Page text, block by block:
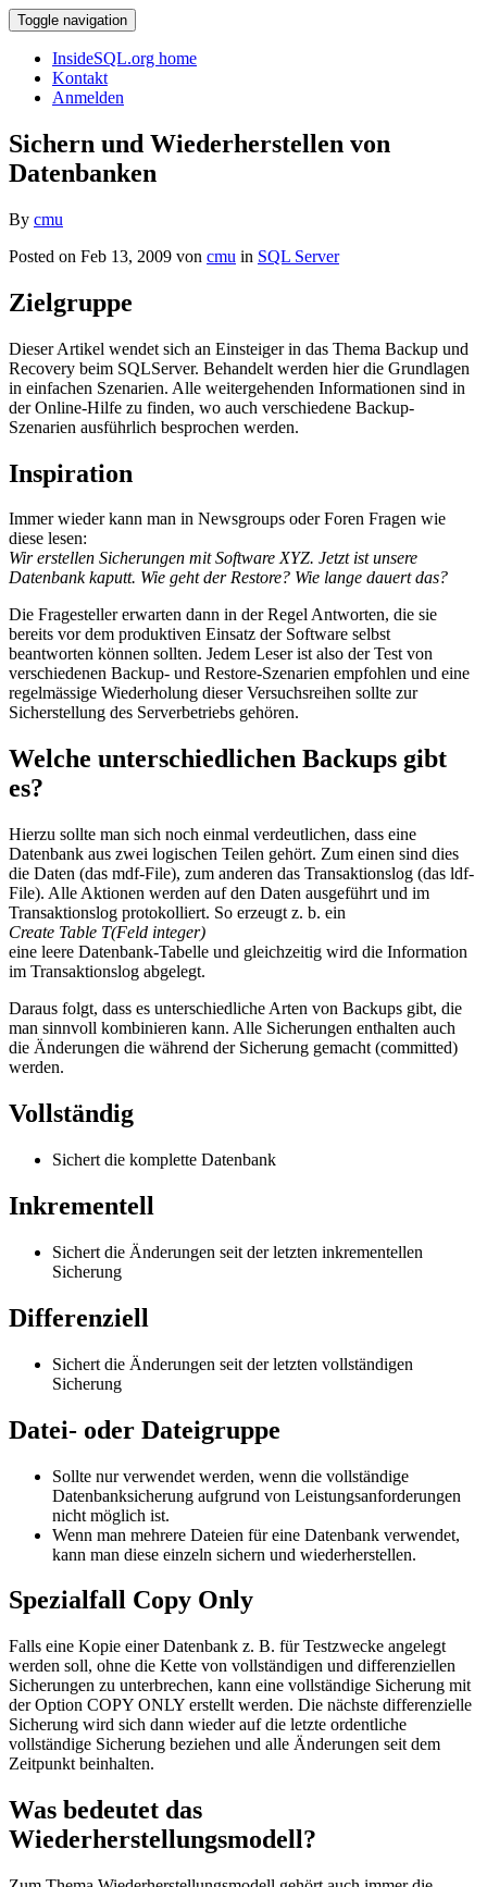
Toggle navigation
InsideSQL.org home
Kontakt
Anmelden
Sichern und Wiederherstellen von
Datenbanken
By cmu
Posted on Feb 13, 2009 von cmu in SQL Server
Zielgruppe
Dieser Artikel wendet sich an Einsteiger in das Thema Backup und
Recovery beim SQLServer. Behandelt werden hier die Grundlagen
in einfachen Szenarien. Alle weitergehenden Informationen sind in
der Online-Hilfe zu finden, wo auch verschiedene Backup-
Szenarien ausführlich besprochen werden.
Inspiration
Immer wieder kann man in Newsgroups oder Foren Fragen wie
diese lesen:
Wir erstellen Sicherungen mit Software XYZ. Jetzt ist unsere
Datenbank kaputt. Wie geht der Restore? Wie lange dauert das?
Die Fragesteller erwarten dann in der Regel Antworten, die sie
bereits vor dem produktiven Einsatz der Software selbst
beantworten können sollten. Jedem Leser ist also der Test von
verschiedenen Backup- und Restore-Szenarien empfohlen und eine
regelmässige Wiederholung dieser Versuchsreihen sollte zur
Sicherstellung des Serverbetriebs gehören.
Welche unterschiedlichen Backups gibt
es?
Hierzu sollte man sich noch einmal verdeutlichen, dass eine
Datenbank aus zwei logischen Teilen gehört. Zum einen sind dies
die Daten (das mdf-File), zum anderen das Transaktionslog (das ldf-
File). Alle Aktionen werden auf den Daten ausgeführt und im
Transaktionslog protokolliert. So erzeugt z. b. ein
Create Table T(Feld integer)
eine leere Datenbank-Tabelle und gleichzeitig wird die Information
im Transaktionslog abgelegt.
Daraus folgt, dass es unterschiedliche Arten von Backups gibt, die
man sinnvoll kombinieren kann. Alle Sicherungen enthalten auch
die Änderungen die während der Sicherung gemacht (committed)
werden.
Vollständig
Sichert die komplette Datenbank
Inkrementell
Sichert die Änderungen seit der letzten inkrementellen
Sicherung
Differenziell
Sichert die Änderungen seit der letzten vollständigen
Sicherung
Datei- oder Dateigruppe
Sollte nur verwendet werden, wenn die vollständige
Datenbanksicherung aufgrund von Leistungsanforderungen
nicht möglich ist.
Wenn man mehrere Dateien für eine Datenbank verwendet,
kann man diese einzeln sichern und wiederherstellen.
Spezialfall Copy Only
Falls eine Kopie einer Datenbank z. B. für Testzwecke angelegt
werden soll, ohne die Kette von vollständigen und differenziellen
Sicherungen zu unterbrechen, kann eine vollständige Sicherung mit
der Option COPY ONLY erstellt werden. Die nächste differenzielle
Sicherung wird sich dann wieder auf die letzte ordentliche
vollständige Sicherung beziehen und alle Änderungen seit dem
Zeitpunkt beinhalten.
Was bedeutet das
Wiederherstellungsmodell?